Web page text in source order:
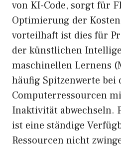
von KI-Code, sorgt für
Optimierung der
vorteilhaft ist dies für
der künstlichen
maschinellen Lernens
häufig Spitzenwerte bei
Computerressourcen
Inaktivität abwechseln.
ist eine ständige
Ressourcen nicht